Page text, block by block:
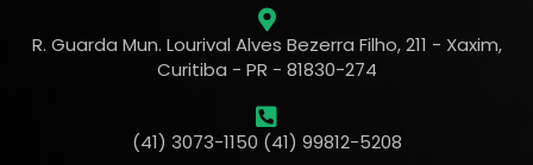
R. Guarda Mun. Lourival Alves Bezerra Filho, 211 - Xaxim,
Curitiba - PR - 81830-274
(41) 3073-1150 (41) 99812-5208